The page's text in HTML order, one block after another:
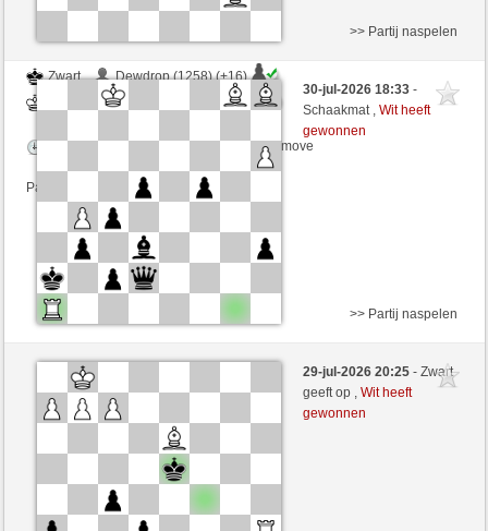
Zwart
Dewdrop (1258) (+16)
Windhang (1260) (-16)
Speelduur: 4 minutes/side + 5 seconds/move
Partij telt mee voor de ranglijst
>> Partij naspelen
30-jul-2026 18:33-
Schaakmat ,Wit heeft
gewonnen
Wit
IwillWin2001 (1284) (+16)
Zwart
Speelduur: 3 minutes/side + 4 seconds/move
Partij telt mee voor de ranglijst
>> Partij naspelen
29-jul-2026 20:25- Zwart
geeft op ,Wit heeft
gewonnen